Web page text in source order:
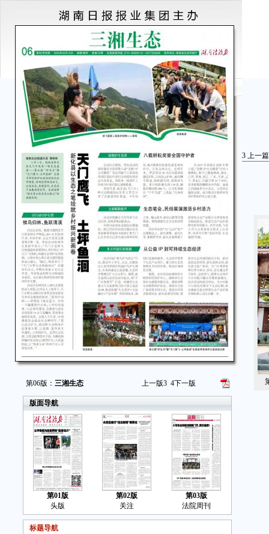
第06版： 三湘生态 上一版3 4下一版
版面导航
第01版
头版
第02版
关注
第03版
法院周刊
标题导航
3 上一篇